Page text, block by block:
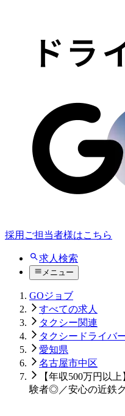
採用ご担当者様はこちら
求人検索
メニュー
GOジョブ
すべての求人
タクシー関連
タクシードライバ
愛知県
名古屋市中区
【年収500万円以
験者◎／安心の近鉄